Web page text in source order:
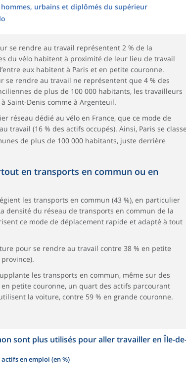
urbains et diplômés du supérieur
se rendre au travail représentent 2 % de la
du vélo habitent à proximité de leur lieu de travail
eux habitent à Paris et en petite couronne.
se rendre au travail ne représentent que 4 % des
de plus de 100 000 habitants, les travailleurs
Saint-Denis comme à Argenteuil.
réseau dédié au vélo en France, que ce mode de
travail (16 % des actifs occupés). Ainsi, Paris se
de plus de 100 000 habitants, juste derrière
en transports en commun ou en
les transports en commun (43 %), en particulier
densité du réseau de transports en commun de la
ce mode de déplacement rapide et adapté à tout
pour se rendre au travail contre 38 % en petite
les transports en commun, même sur des
petite couronne, un quart des actifs parcourant
la voiture, contre 59 % en grande couronne.
sont plus utilisés pour aller travailler en Île-
en emploi (en %)